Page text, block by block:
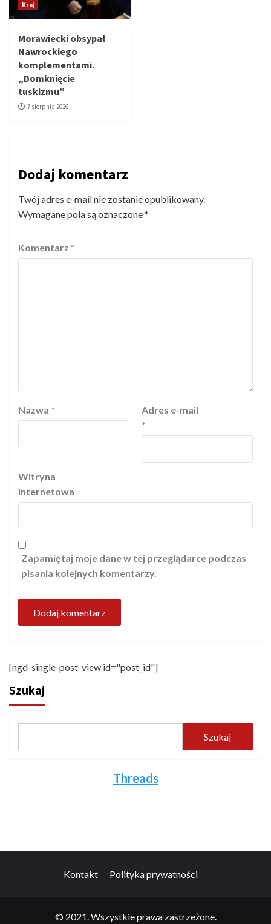
Kraj
Morawiecki obsypał
Nawrockiego
komplementami.
„Domknięcie
tuskizmu”
7 sierpnia 2026
Dodaj komentarz
Twój adres e-mail nie zostanie opublikowany.
Wymagane pola są oznaczone*
Komentarz *
Nazwa *
Adres e-mail
*
Witryna
internetowa
Zapamiętaj moje dane w tej przeglądarce podczas
pisania kolejnych komentarzy.
[ngd-single-post-view id="post_id"]
Szukaj
Szukaj
Threads
Kontakt Polityka prywatności
© 2021. Wszystkie prawa zastrzeżone.